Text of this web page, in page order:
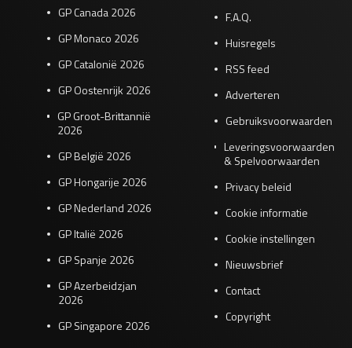
GP Canada 2026
GP Monaco 2026
GP Catalonië 2026
GP Oostenrijk 2026
GP Groot-Brittannië
2026
GP België 2026
GP Hongarije 2026
GP Nederland 2026
GP Italië 2026
GP Spanje 2026
GP Azerbeidzjan
2026
GP Singapore 2026
F.A.Q.
Huisregels
RSS feed
Adverteren
Gebruiksvoorwaarden
Leveringsvoorwaarden
& Spelvoorwaarden
Privacy beleid
Cookie informatie
Cookie instellingen
Nieuwsbrief
Contact
Copyright